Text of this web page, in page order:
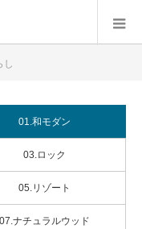
し
01.和モダン
03.ロック
05.リゾート
07.ナチュラルウッド